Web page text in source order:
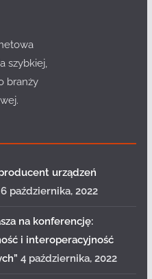
szybkiej,
branży
urządzeń
6 października, 2022
na konferencję:
i interoperacyjność
4 października, 2022